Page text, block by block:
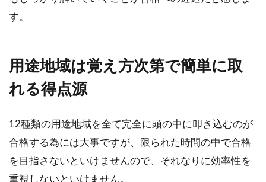
す。
用途地域は覚え方次第で簡単に取
れる得点源
12種類の用途地域を全て完全に頭の中に叩き込むのが
合格する為には大事ですが、限られた時間の中で合格
を目指さないといけませんので、それなりに効率性を
重視しないといけません。